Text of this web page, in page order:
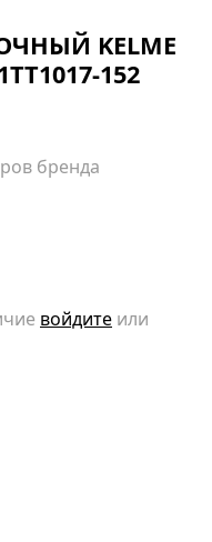
KELME
152
бренда
войдите или